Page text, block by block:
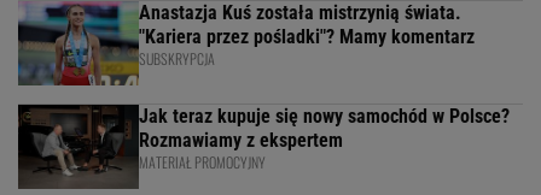
Anastazja Kuś została mistrzynią świata.
"Kariera przez pośladki"? Mamy komentarz
SUBSKRYPCJA
Jak teraz kupuje się nowy samochód w Polsce?
Rozmawiamy z ekspertem
MATERIAŁ PROMOCYJNY